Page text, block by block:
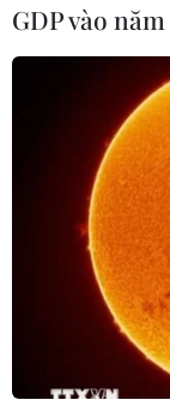
GDP vào